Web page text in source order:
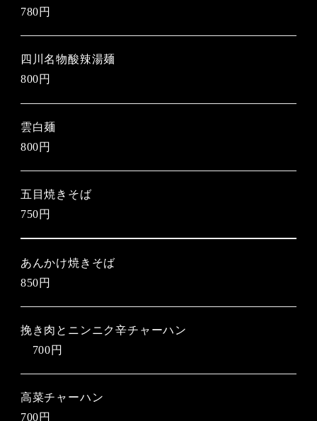
780円
四川名物酸辣湯麺
800円
雲白麺
800円
五目焼きそば
750円
あんかけ焼きそば
850円
挽き肉とニンニク辛チャーハン
700円
高菜チャーハン
700円